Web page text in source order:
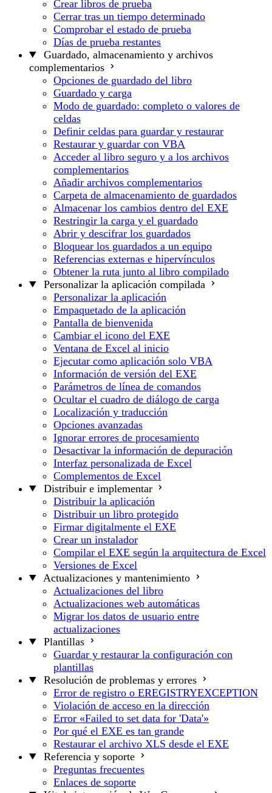
Crear libros de prueba
Cerrar tras un tiempo determinado
Comprobar el estado de prueba
Días de prueba restantes
Guardado, almacenamiento y archivos
complementarios
Opciones de guardado del libro
Guardado y carga
Modo de guardado: completo o valores de
celdas
Definir celdas para guardar y restaurar
Restaurar y guardar con VBA
Acceder al libro seguro y a los archivos
complementarios
Añadir archivos complementarios
Carpeta de almacenamiento de guardados
Almacenar los cambios dentro del EXE
Restringir la carga y el guardado
Abrir y descifrar los guardados
Bloquear los guardados a un equipo
Referencias externas e hipervínculos
Obtener la ruta junto al libro compilado
Personalizar la aplicación compilada
Personalizar la aplicación
Empaquetado de la aplicación
Pantalla de bienvenida
Cambiar el icono del EXE
Ventana de Excel al inicio
Ejecutar como aplicación solo VBA
Información de versión del EXE
Parámetros de línea de comandos
Ocultar el cuadro de diálogo de carga
Localización y traducción
Opciones avanzadas
Ignorar errores de procesamiento
Desactivar la información de depuración
Interfaz personalizada de Excel
Complementos de Excel
Distribuir e implementar
Distribuir la aplicación
Distribuir un libro protegido
Firmar digitalmente el EXE
Crear un instalador
Compilar el EXE según la arquitectura de Excel
Versiones de Excel
Actualizaciones y mantenimiento
Actualizaciones del libro
Actualizaciones web automáticas
Migrar los datos de usuario entre
actualizaciones
Plantillas
Guardar y restaurar la configuración con
plantillas
Resolución de problemas y errores
Error de registro o EREGISTRYEXCEPTION
Violación de acceso en la dirección
Error «Failed to set data for 'Data'»
Por qué el EXE es tan grande
Restaurar el archivo XLS desde el EXE
Referencia y soporte
Preguntas frecuentes
Enlaces de soporte